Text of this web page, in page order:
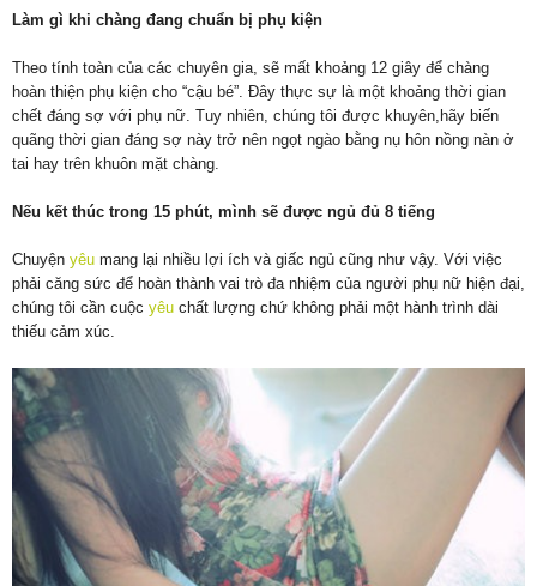
Làm gì khi chàng đang chuẩn bị phụ kiện
Theo tính toàn của các chuyên gia, sẽ mất khoảng 12 giây để chàng
hoàn thiện phụ kiện cho “cậu bé”. Đây thực sự là một khoảng thời gian
chết đáng sợ với phụ nữ. Tuy nhiên, chúng tôi được khuyên,hãy biến
quãng thời gian đáng sợ này trở nên ngọt ngào bằng nụ hôn nồng nàn ở
tai hay trên khuôn mặt chàng.
Nếu kết thúc trong 15 phút, mình sẽ được ngủ đủ 8 tiếng
Chuyện yêu mang lại nhiều lợi ích và giấc ngủ cũng như vậy. Với việc
phải căng sức để hoàn thành vai trò đa nhiệm của người phụ nữ hiện đại,
chúng tôi cần cuộc yêu chất lượng chứ không phải một hành trình dài
thiếu cảm xúc.